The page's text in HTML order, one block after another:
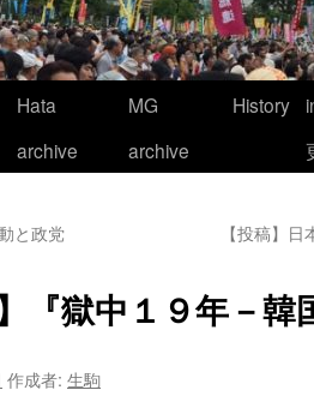
Hata
archive
MG
archive
History
と政党 【投稿】
『獄中１９年－
作成者: 生駒